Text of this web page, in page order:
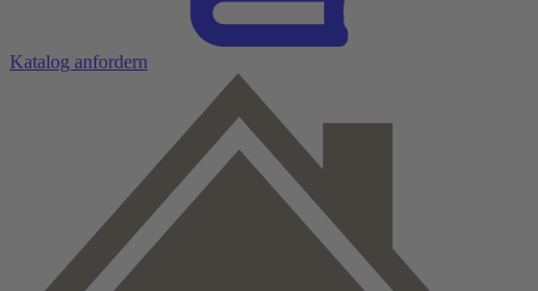
Katalog anfordern